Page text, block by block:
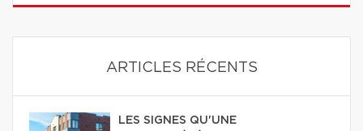
ARTICLES RÉCENTS
LES SIGNES QU'UNE